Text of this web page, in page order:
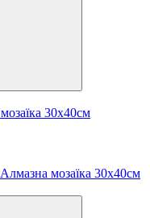
30х40см